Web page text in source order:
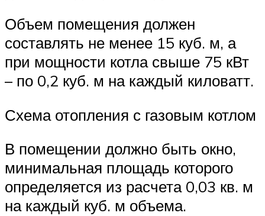
Объем помещения должен
составлять не менее 15 куб. м, а
при мощности котла свыше 75 кВт
– по 0,2 куб. м на каждый киловатт.
Схема отопления с газовым котлом
В помещении должно быть окно,
минимальная площадь которого
определяется из расчета 0,03 кв. м
на каждый куб. м объема.